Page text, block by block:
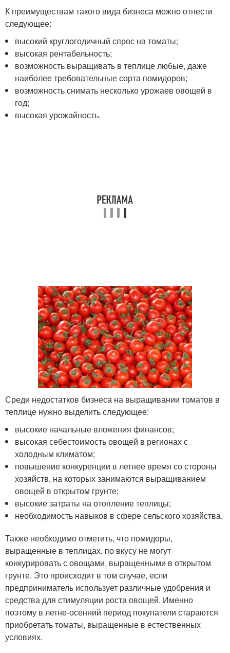
К преимуществам такого вида бизнеса можно отнести
следующее:
высокий круглогодичный спрос на томаты;
высокая рентабельность;
возможность выращивать в теплице любые, даже
наиболее требовательные сорта помидоров;
возможность снимать несколько урожаев овощей в
год;
высокая урожайность.
Среди недостатков бизнеса на выращивании томатов в
теплице нужно выделить следующее:
высокие начальные вложения финансов;
высокая себестоимость овощей в регионах с
холодным климатом;
повышение конкуренции в летнее время со стороны
хозяйств, на которых занимаются выращиванием
овощей в открытом грунте;
высокие затраты на отопление теплицы;
необходимость навыков в сфере сельского хозяйства.
Также необходимо отметить, что помидоры,
выращенные в теплицах, по вкусу не могут
конкурировать с овощами, выращенными в открытом
грунте. Это происходит в том случае, если
предприниматель использует различные удобрения и
средства для стимуляции роста овощей. Именно
поэтому в летне-осенний период покупатели стараются
приобретать томаты, выращенные в естественных
условиях.